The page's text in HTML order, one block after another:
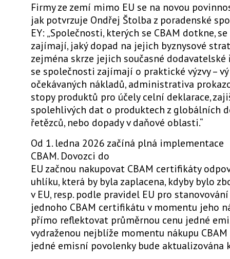
Firmy ze zemí mimo EU se na novou
jak potvrzuje Ondřej Štolba z poradenské
EY: „Společnosti, kterých se CBAM dotkne,
zajímají, jaký dopad na jejich byznysové
zejména skrze jejich současné dodavatelské
se společnosti zajímají o praktické výzvy –
očekávaných nákladů, administrativa
stopy produktů pro účely celní deklarace,
spolehlivých dat o produktech z globálních
řetězců, nebo dopady v daňové oblasti.“
Od 1. ledna 2026 začíná plná implementace
CBAM. Dovozci do
EU začnou nakupovat CBAM certifikáty
uhlíku, která by byla zaplacena, kdyby bylo
v EU, resp. podle pravidel EU pro
jednoho CBAM certifikátu v momentu jeho
přímo reflektovat průměrnou cenu jedné
vydraženou nejblíže momentu nákupu
jedné emisní povolenky bude aktualizována